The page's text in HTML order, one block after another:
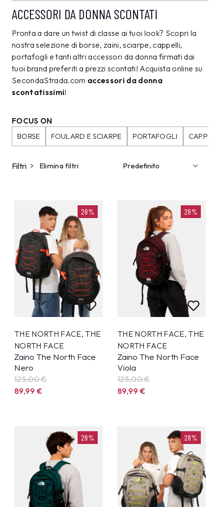
ACCESSORI DA DONNA SCONTATI
Pronta a dare un twist di classe ai tuoi look? Scopri la
nostra selezione di borse, zaini, sciarpe, cappelli,
portafogli e tanti altri accessori da donna firmati dai
tuoi brand preferiti a prezzi scontati! Acquista online su
SecondaStrada.com accessori da donna
scontatissimi!
FOCUS ON
BORSE
FOULARD E SCIARPE PORTAFOGLI
Filtri Elimina filtri
28%
THE NORTH FACE, THE
NORTH FACE
Zaino The North Face
Nero
125,00 €
89,99€
28%
THE NORTH FACE, THE
NORTH FACE
Zaino The North Face
Viola
125,00 €
89,99€
28% 28%